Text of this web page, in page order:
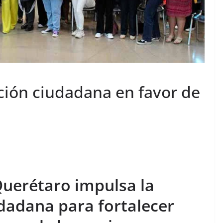
ciudadana en favor de
impulsa la
para fortalecer